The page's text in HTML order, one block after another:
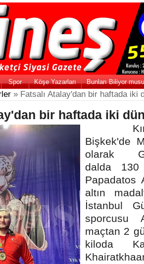
Spor Köşe Yazarları Bunları Biliyor
» Fatsalı Atalay'dan bir haftada iki
bir haftada iki
Bişkek'de
olarak
dalda 130
Papadatos
altın
İstanbul
sporcusu
maçtan 2
kiloda